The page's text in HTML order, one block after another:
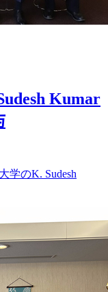
Kumar
学のK. Sudesh